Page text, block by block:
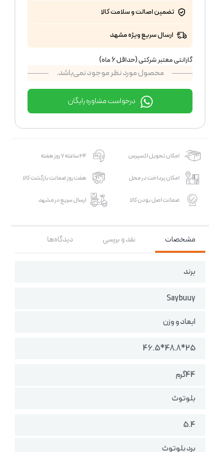
تضمین اصالت و سلامت کالا
ارسال سریع ویژه مشهد
گارانتی معتبر شرکتی (حداقل 6 ماه)
محصول مورد نظر موجود نمی‌باشد.
درخواست مشاوره رایگان
امکان تحویل اکسپرس 24 ساعته 7 روز هفته
امکان پرداخت در محل هفت روز ضمانت بازگشت کالا
ضمانت اصل بودن کالا ارسال سریع در مشهد
مشخصات نقد و بررسی دیدگاه‌ها
برند
Saybuuy
ابعاد و وزن
25*48.8*46.5
44گرم
بلوتوث
5.4
برد بلوتوث